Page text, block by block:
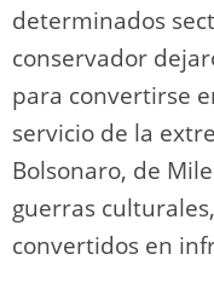
determinados
conservador
para convertirse
servicio de la
Bolsonaro, de
guerras
convertidos en